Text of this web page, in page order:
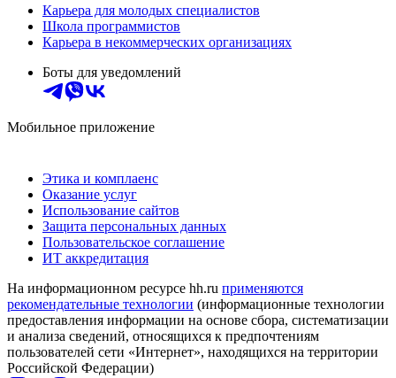
Карьера для молодых специалистов
Школа программистов
Карьера в некоммерческих организациях
Боты для уведомлений
Мобильное приложение
Этика и комплаенс
Оказание услуг
Использование сайтов
Защита персональных данных
Пользовательское соглашение
ИТ аккредитация
На информационном ресурсе hh.ru применяются
рекомендательные технологии (информационные технологии
предоставления информации на основе сбора, систематизации
и анализа сведений, относящихся к предпочтениям
пользователей сети «Интернет», находящихся на территории
Российской Федерации)